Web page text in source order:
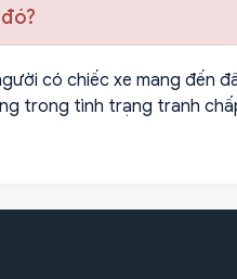
có chiếc xe mang đến
trong tình trạng tranh